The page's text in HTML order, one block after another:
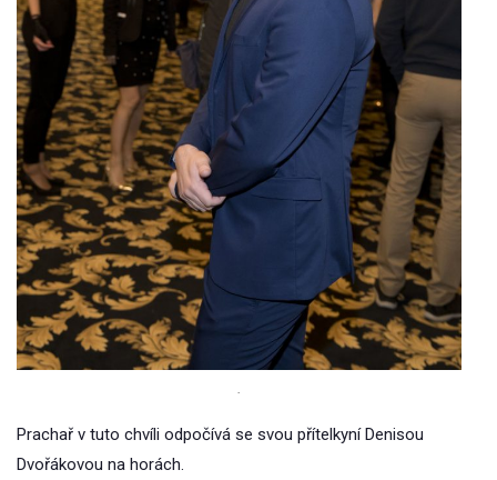
.
Prachař v tuto chvíli odpočívá se svou přítelkyní Denisou
Dvořákovou na horách.